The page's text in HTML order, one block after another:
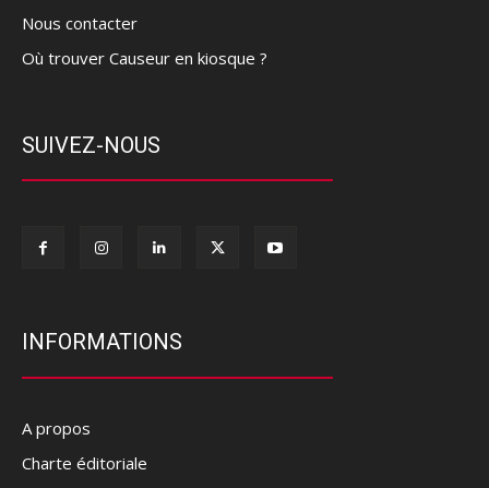
Nous contacter
Où trouver Causeur en kiosque ?
SUIVEZ-NOUS
INFORMATIONS
A propos
Charte éditoriale